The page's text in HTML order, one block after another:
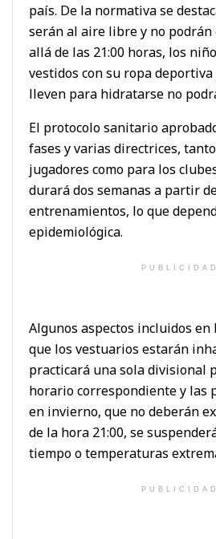
país. De la normativa se
serán al aire libre y no podrán
allá de las 21:00 horas, los
vestidos con su ropa deportiva
lleven para hidratarse no
El protocolo sanitario
fases y varias directrices,
jugadores como para los
durará dos semanas a partir
entrenamientos, lo que
epidemiológica.
PUBLICIDAD
Algunos aspectos incluidos
que los vestuarios estarán
practicará una sola divisional
horario correspondiente y las
en invierno, que no deberán
de la hora 21:00, se
tiempo o temperaturas
PUBLICIDAD